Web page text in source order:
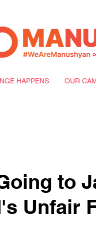
HAPPENS OUR
to
Unfair